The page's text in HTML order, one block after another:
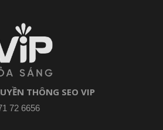
THÔNG SEO VIP
72 6656